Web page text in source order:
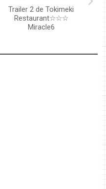
Trailer 2 de Tokimeki
Restaurant☆☆☆
Miracle6